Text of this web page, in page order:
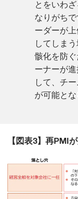
とをいわ
なりがち
ーダーが
してしま
骸化を防
ーナーが
して、チ
が可能とな
【図表3】再PMI